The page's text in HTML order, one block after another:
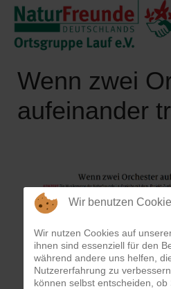
Wenn zwei
aufeinander
Wir benutzen
Wir nutzen Cookies auf
ihnen sind essenziell für den
während andere uns helfen,
Nutzererfahrung zu
können selbst entscheiden, ob